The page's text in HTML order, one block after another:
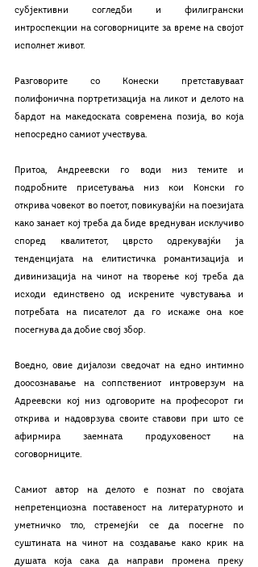
субјективни согледби и филигрански
интроспекции на соговорниците за време на својот
исполнет живот.
Разговорите со Конески претставуваат
полифонична портретизација на ликот и делото на
бардот на македоската современа позија, во која
непосредно самиот учествува.
Притоа, Андреевски го води низ темите и
подробните присетувања низ кои Конски го
открива човекот во поетот, повикувајќи на поезијата
како занает кој треба да биде вреднуван исклучиво
според квалитетот, цврсто одрекувајќи ја
тенденцијата на елитистичка романтизација и
дивинизација на чинот на творење кој треба да
исходи единствено од искрените чувстувања и
потребата на писателот да го искаже она кое
посегнува да добие свој збор.
Воедно, овие дијалози сведочат на едно интимно
доосознавање на соппствениот интроверзум на
Адреевски кој низ одговорите на професорот ги
открива и надоврзува своите ставови при што се
афирмира заемната продуховеност на
соговорниците.
Самиот автор на делото е познат по својата
непретенциозна поставеност на литературното и
уметничко тло, стремејќи се да посегне по
суштината на чинот на создавање како крик на
душата која сака да направи промена преку